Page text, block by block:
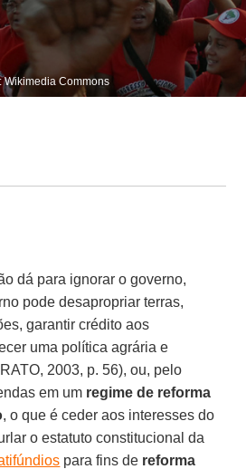
Wikimedia Commons
dá para ignorar o governo,
pode desapropriar terras,
garantir crédito aos
uma política agrária e
2003, p. 56), ou, pelo
em um regime de reforma
, o que é ceder aos interesses do
o estatuto constitucional da
para fins de reforma